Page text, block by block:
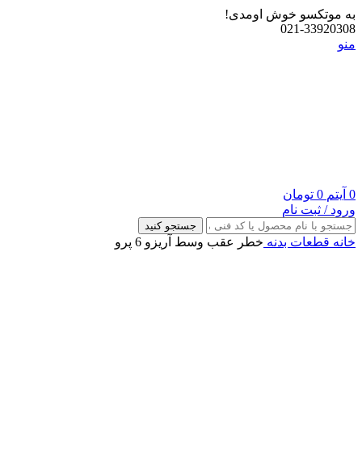
به موتکسو خوش اومدی!
021-33920308
منو
0 آیتم 0 تومان
ورود / ثبت نام
جستجو کنید
خانه قطعات بدنه خطر عقب وسط آریزو 6 پرو